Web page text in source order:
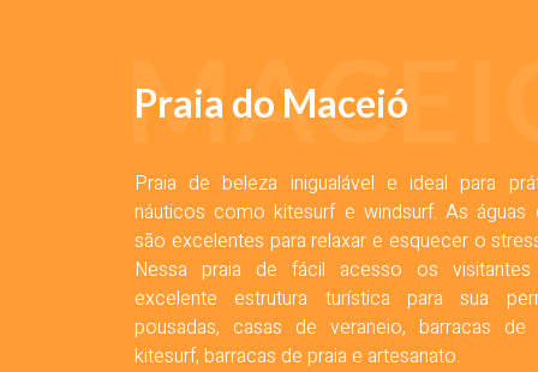
MACEIÓ
Praia do Maceió
Praia de beleza inigualável e ideal para
náuticos como kitesurf e windsurf. As águas
são excelentes para relaxar e esquecer o
Nessa praia de fácil acesso os visitantes
excelente estrutura turística para sua
pousadas, casas de veraneio, barracas
kitesurf, barracas de praia e artesanato.